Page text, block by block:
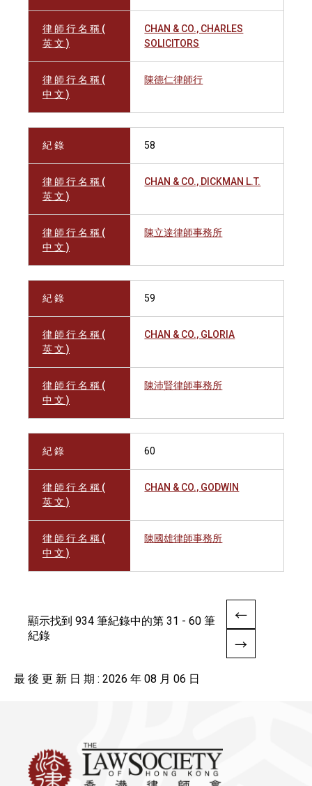
律 師 行 名 稱 (
英 文 )
CHAN & CO., CHARLES
SOLICITORS
律 師 行 名 稱 (
中 文 )
陳德仁律師行
紀 錄 58
律 師 行 名 稱 (
英 文 )
CHAN & CO., DICKMAN L.T.
律 師 行 名 稱 (
中 文 )
陳立達律師事務所
紀 錄 59
律 師 行 名 稱 (
英 文 )
CHAN & CO., GLORIA
律 師 行 名 稱 (
中 文 )
陳沛賢律師事務所
紀 錄 60
律 師 行 名 稱 (
英 文 )
CHAN & CO., GODWIN
律 師 行 名 稱 (
中 文 )
陳國雄律師事務所
顯示找到 934 筆紀錄中的第 31 - 60 筆
紀錄
最 後 更 新 日 期 : 2026 年 08 月 06 日